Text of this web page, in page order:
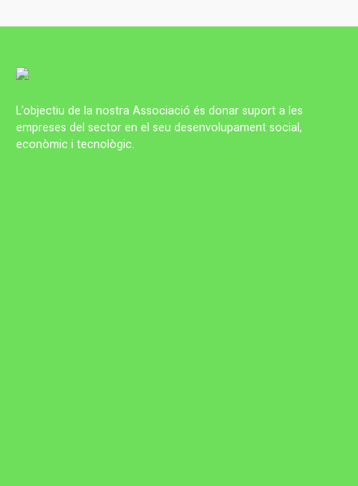
L’objectiu de la nostra Associació és donar suport a les
empreses del sector en el seu desenvolupament social,
econòmic i tecnològic.